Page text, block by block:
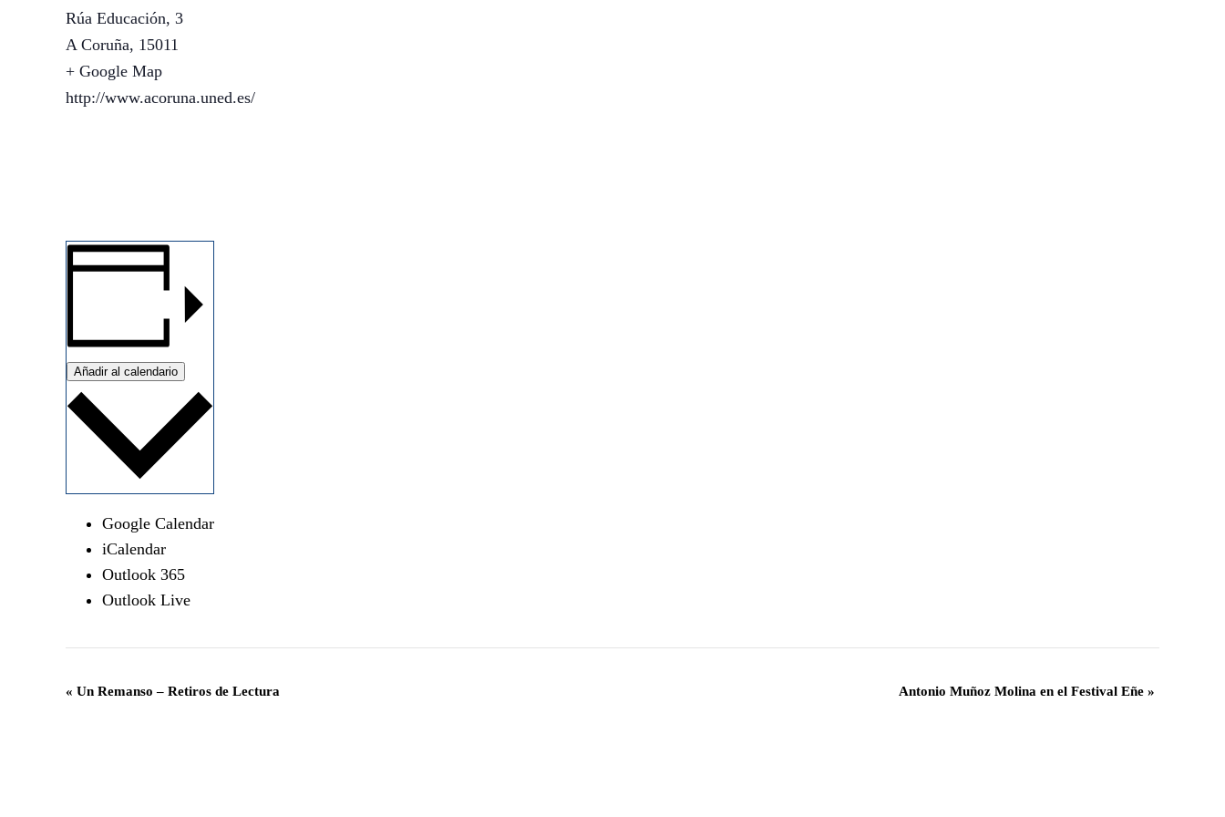
Rúa Educación, 3
A Coruña, 15011
+ Google Map
http://www.acoruna.uned.es/
Añadir al calendario
Google Calendar
iCalendar
Outlook 365
Outlook Live
Navegación
« Un Remanso – Retiros de Lectura Antonio Muñoz Molina en el Festival Eñe »